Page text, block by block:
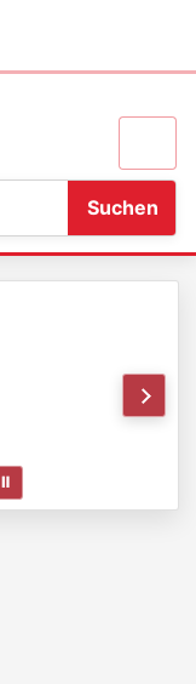
Suchen
Ⅱ